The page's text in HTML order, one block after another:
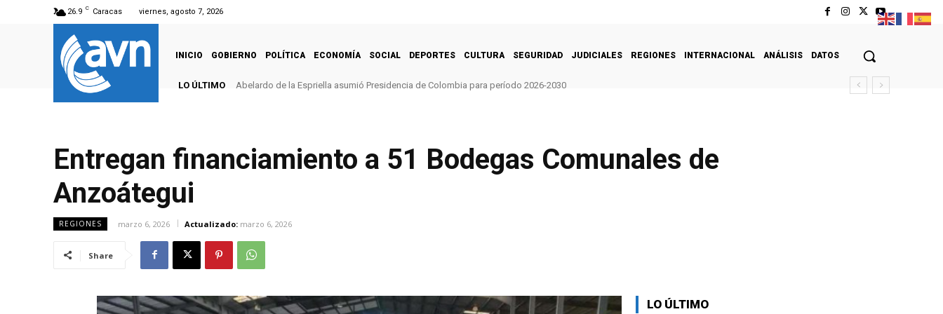
26.9 C Caracas viernes, agosto 7, 2026
INICIO GOBIERNO POLÍTICA ECONOMÍA SOCIAL DEPORTES CULTURA SEGURIDAD JUDICIALES REGIONES INTERNACIONAL ANÁLISIS DATOS
LO ÚLTIMO Abelardo de la Espriella asumió Presidencia de Colombia para período 2026-2030
Entregan financiamiento a 51 Bodegas Comunales de
Anzoátegui
REGIONES marzo 6, 2026 Actualizado: marzo 6, 2026
Share
LO ÚLTIMO